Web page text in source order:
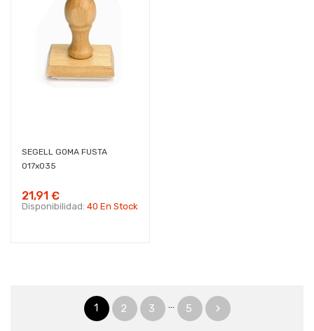
SEGELL GOMA FUSTA
017x035
21,91 €
Disponibilidad: 40 En Stock
1 2 3 … 5 